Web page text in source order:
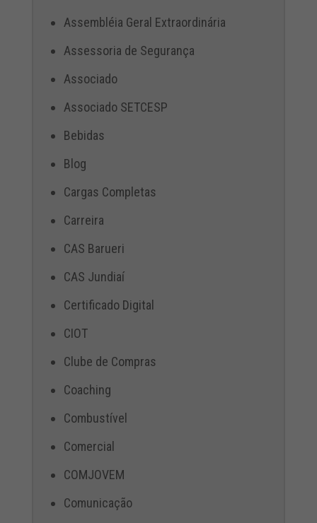
Assembléia Geral Extraordinária
Assessoria de Segurança
Associado
Associado SETCESP
Bebidas
Blog
Cargas Completas
Carreira
CAS Barueri
CAS Jundiaí
Certificado Digital
CIOT
Clube de Compras
Coaching
Combustível
Comercial
COMJOVEM
Comunicação